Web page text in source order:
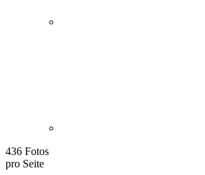
436 Fotos
pro Seite